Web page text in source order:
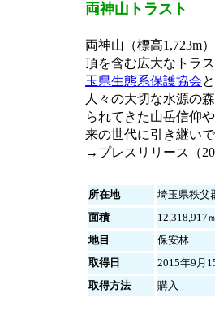
両神山トラスト
両神山（標高1,723m
頂を含む広大なトラ
玉県生態系保護協会
人々の大切な水源の
られてきた山岳信仰
来の世代に引き継い
→プレスリリース（
所在地
埼玉県秩父
面積
12,318,917
地目
保安林
取得日
2015年9月
取得方法
購入